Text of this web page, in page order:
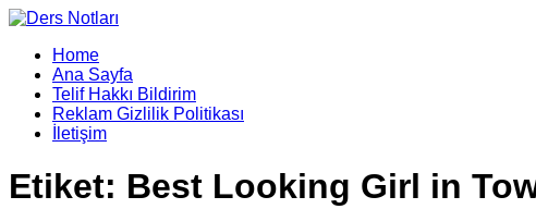
Home
Ana Sayfa
Telif Hakkı Bildirim
Reklam Gizlilik Politikası
İletişim
Etiket: Best Looking Girl in